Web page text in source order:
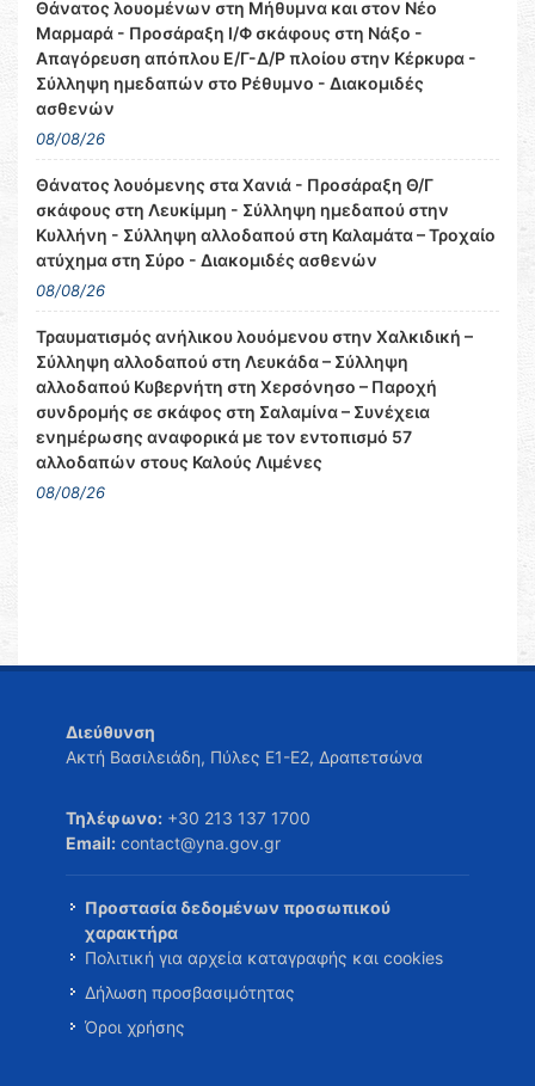
Θάνατος λουομένων στη Μήθυμνα και στον Νέο
Μαρμαρά - Προσάραξη Ι/Φ σκάφους στη Νάξο -
Απαγόρευση απόπλου Ε/Γ-Δ/Ρ πλοίου στην Κέρκυρα -
Σύλληψη ημεδαπών στο Ρέθυμνο - Διακομιδές
ασθενών
08/08/26
Θάνατος λουόμενης στα Χανιά - Προσάραξη Θ/Γ
σκάφους στη Λευκίμμη - Σύλληψη ημεδαπού στην
Κυλλήνη - Σύλληψη αλλοδαπού στη Καλαμάτα – Τροχαίο
ατύχημα στη Σύρο - Διακομιδές ασθενών
08/08/26
Τραυματισμός ανήλικου λουόμενου στην Χαλκιδική –
Σύλληψη αλλοδαπού στη Λευκάδα – Σύλληψη
αλλοδαπού Κυβερνήτη στη Χερσόνησο – Παροχή
συνδρομής σε σκάφος στη Σαλαμίνα – Συνέχεια
ενημέρωσης αναφορικά με τον εντοπισμό 57
αλλοδαπών στους Καλούς Λιμένες
08/08/26
Διεύθυνση
Ακτή Βασιλειάδη, Πύλες Ε1-Ε2, Δραπετσώνα
Τηλέφωνο: +30 213 137 1700
Email: contact@yna.gov.gr
Προστασία δεδομένων προσωπικού
χαρακτήρα
Πολιτική για αρχεία καταγραφής και cookies
Δήλωση προσβασιμότητας
Όροι χρήσης